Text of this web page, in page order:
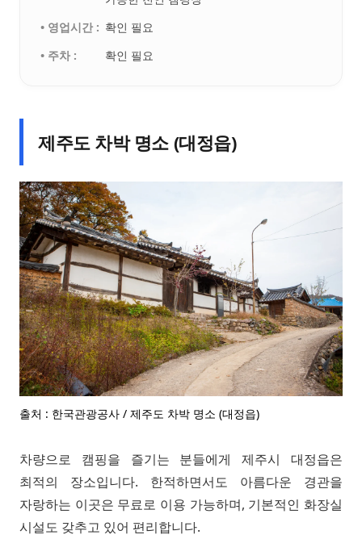
• 영업시간 : 확인 필요
• 주차 :
확인 필요
제주도 차박 명소 (대정읍)
출처 : 한국관광공사 / 제주도 차박 명소 (대정읍)
차량으로 캠핑을 즐기는 분들에게 제주시 대정읍은
최적의 장소입니다. 한적하면서도 아름다운 경관을
자랑하는 이곳은 무료로 이용 가능하며, 기본적인 화장실
시설도 갖추고 있어 편리합니다.